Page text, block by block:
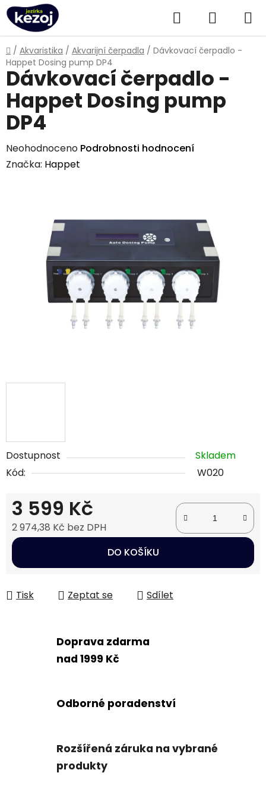
Přejít
na
obsah
Hledat
KOŠÍK
Domů
/ Akvaristika / Akvarijní čerpadla / Dávkovací čerpadlo -
Happet Dosing pump DP4
Dostupnost
Skladem
Kód:
W020
3 599 Kč
2 974,38 Kč bez DPH
Měrná cena:
DO KOŠÍKU
Tisk Zeptat se Sdílet
Dávkovací čerpadlo -
Happet Dosing pump
DP4
Průměrné
hodnocení
hvězdiček.
Neohodnoceno Podrobnosti hodnocení
Značka: Happet
Doprava zdarma
nad 1999 Kč
Odborné poradenství
Rozšířená záruka na vybrané
produkty